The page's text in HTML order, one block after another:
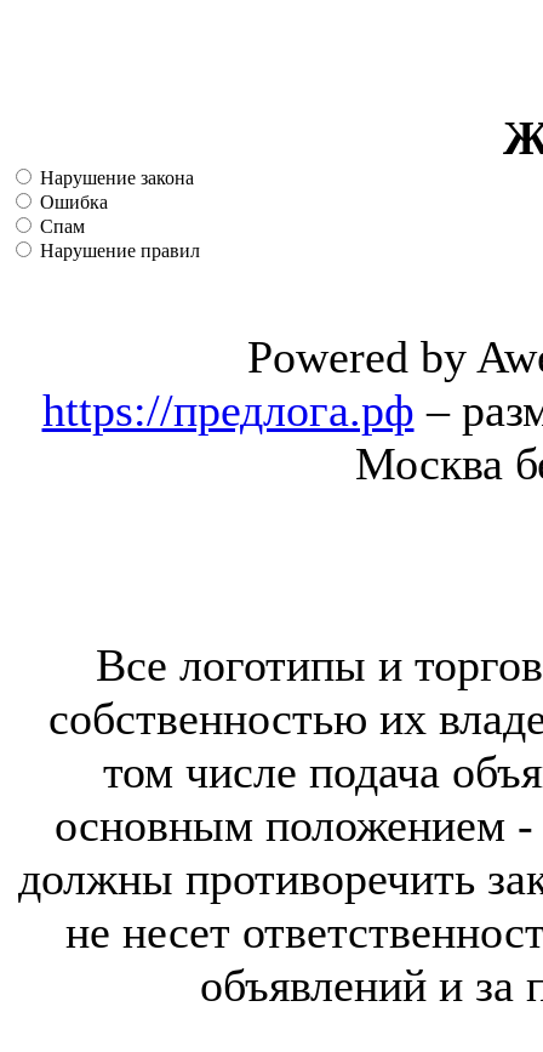
Нарушение закона
Ошибка
Спам
Нарушение правил
Powered by
https://предлога.рф –
Москва
Все логотипы и
собственностью их
том числе подача
основным положением -
должны противоречить
не несет
объявлений и за